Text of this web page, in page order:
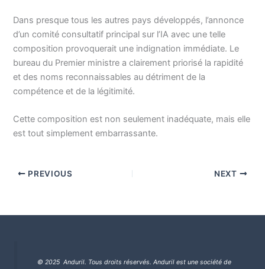
Dans presque tous les autres pays développés, l’annonce
d’un comité consultatif principal sur l’IA avec une telle
composition provoquerait une indignation immédiate. Le
bureau du Premier ministre a clairement priorisé la rapidité
et des noms reconnaissables au détriment de la
compétence et de la légitimité.
Cette composition est non seulement inadéquate, mais elle
est tout simplement embarrassante.
PREVIOUS NEXT
© 2025 Anduril. Tous droits réservés. Anduril est une société de